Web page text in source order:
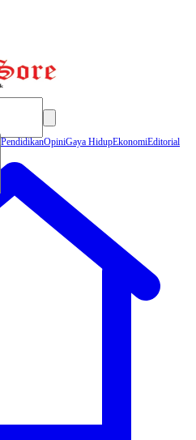
PendidikanOpiniGaya HidupEkonomiEditorial